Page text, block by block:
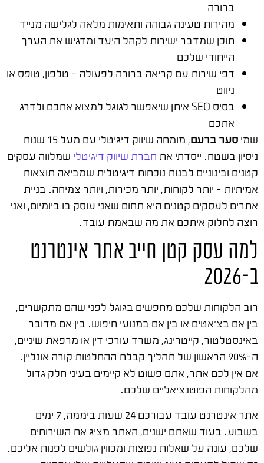
ברורה
מהירות טעינה גבוהה ותאימות מלאה לגלישה מנייד
תוכן שמדבר ישירות לקהל היעד ומדגיש את הערך
הייחודי שלכם
דפי שירות עם קריאה ברורה לפעולה – טלפון, טופס או
ניווט
בסיס SEO איתן שיאפשר לגוגל למצוא אתכם ולדרג
אתכם
שמיסער ברעם
, מומחה שיווק דיגיטלי עם מעל 15 שנות
ניסיון בשטח. ייסדתי את חברת שיווק דיגיטלי שמלווה עסקים
קטנים ובינוניים לבנות נוכחות דיגיטלית שמביאה תוצאות
אמיתיות – יותר לקוחות, יותר מכירות, ויותר צמיחה. בניית
אתרים לעסקים קטנים היא תחום שאני עוסק בו ביומיום, ואני
רוצה לחלוק איתכם את מה שבאמת עובד.
למה עסק קטן חייב אתר אינטרנט
ב-2026
רוב הלקוחות שלכם מחפשים בגוגל לפני שהם מתקשרים,
בין אם בצ'אטים או בין אם במנועי חיפוש. בין אם מדובר
באינסטלטור, קייטרינג, משרד עורכי דין או מרפאת שיניים,
ה-90% הראשון של תהליך קבלת ההחלטות קורה אונליין.
אם אין לכם אתר, אתם פשוט לא קיימים בעיני חלק גדול
מהלקוחות הפוטנציאליים שלכם.
אתר אינטרנט עובד עבורכם 24 שעות ביממה, 7 ימים
בשבוע. בעוד שאתם ישנים, האתר מציג את השירותים
שלכם, עונה על שאלות נפוצות ומכווין גולשים לפנות אליכם.